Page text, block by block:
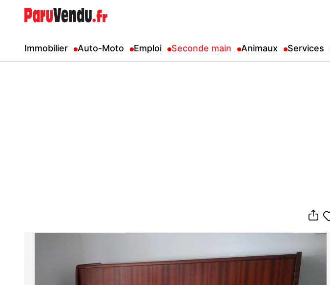
Immobilier Auto-Moto Emploi Seconde main Animaux Services